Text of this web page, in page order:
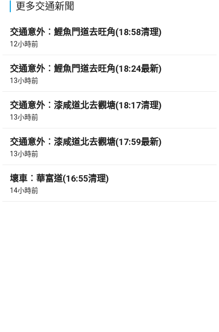
更多交通新聞
交通意外︰鯉魚門道去旺角(18:58清理)
12小時前
交通意外︰鯉魚門道去旺角(18:24最新)
13小時前
交通意外︰漆咸道北去觀塘(18:17清理)
13小時前
交通意外︰漆咸道北去觀塘(17:59最新)
13小時前
壞車︰華富道(16:55清理)
14小時前